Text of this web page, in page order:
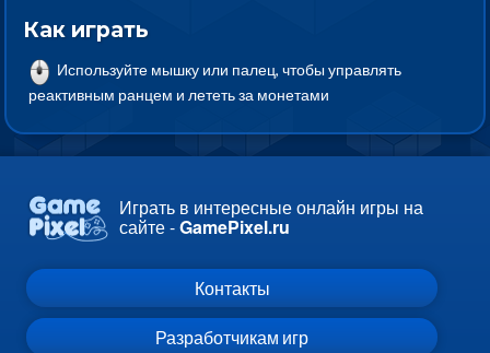
Как играть
Используйте мышку или палец, чтобы управлять
реактивным ранцем и лететь за монетами
Играть в интересные онлайн игры на
сайте -GamePixel.ru
Контакты
Разработчикам игр